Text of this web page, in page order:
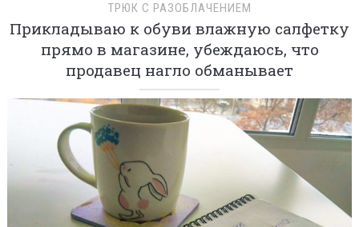
ТРЮК С РАЗОБЛАЧЕНИЕМ
Прикладываю к обуви влажную салфетку
прямо в магазине, убеждаюсь, что
продавец нагло обманывает